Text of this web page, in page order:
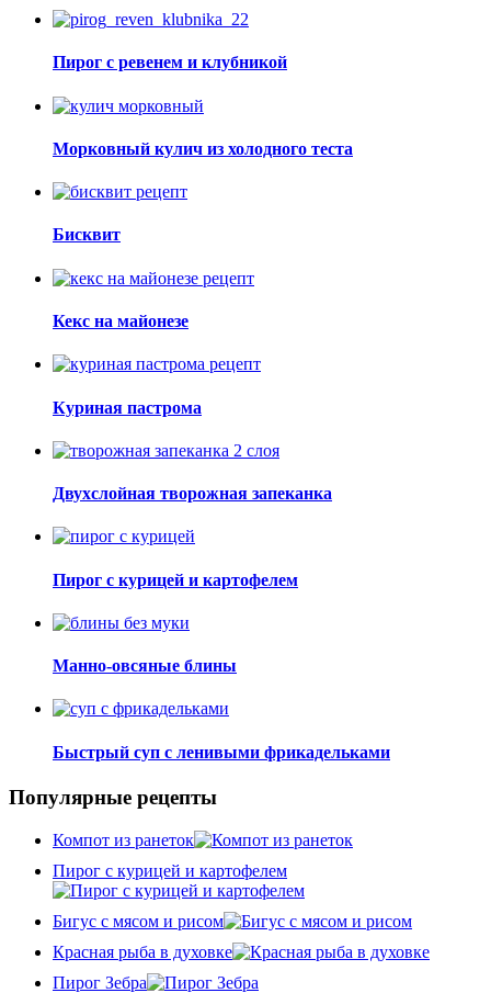
Пирог с ревенем и клубникой
Морковный кулич из холодного теста
Бисквит
Кекс на майонезе
Куриная пастрома
Двухслойная творожная запеканка
Пирог с курицей и картофелем
Манно-овсяные блины
Быстрый суп с ленивыми фрикадельками
Популярные рецепты
Компот из ранеток
Пирог с курицей и картофелем
Бигус с мясом и рисом
Красная рыба в духовке
Пирог Зебра